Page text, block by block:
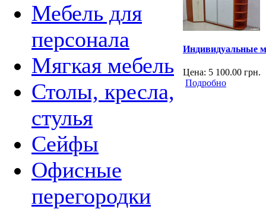
Мебель для
персонала
Мягкая мебель
Столы, кресла,
стулья
Сейфы
Офисные
перегородки
Индивидуальные
Цена: 5 100.00 грн.
Подробно